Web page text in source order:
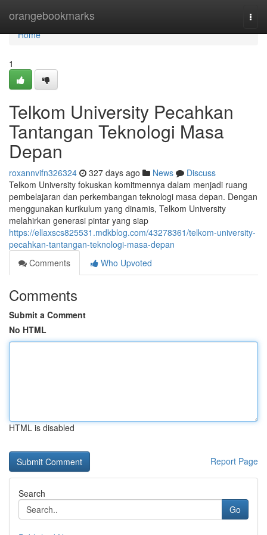
orangebookmarks
Home
Home
1
Telkom University Pecahkan
Tantangan Teknologi Masa
Depan
roxannvifn326324 327 days ago News
Discuss
Telkom University fokuskan komitmennya dalam menjadi ruang
pembelajaran dan perkembangan teknologi masa depan. Dengan
menggunakan kurikulum yang dinamis, Telkom University
melahirkan generasi pintar yang siap
https://ellaxscs825531.mdkblog.com/43278361/telkom-university-
pecahkan-tantangan-teknologi-masa-depan
Comments
Who Upvoted
Comments
Submit a Comment
No HTML
HTML is disabled
Report Page
Search
Go